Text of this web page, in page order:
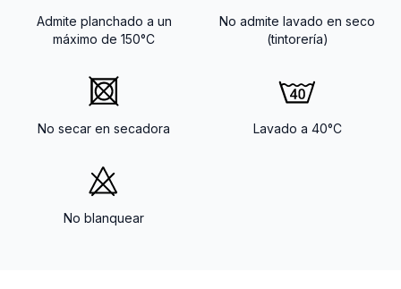
Admite planchado a un
máximo de 150°C
No admite lavado en seco
(tintorería)
No secar en secadora Lavado a 40°C
No blanquear